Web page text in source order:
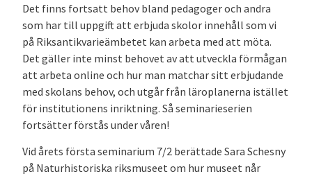
Det finns fortsatt behov bland pedagoger och andra
som har till uppgift att erbjuda skolor innehåll som vi
på Riksantikvarieämbetet kan arbeta med att möta.
Det gäller inte minst behovet av att utveckla förmågan
att arbeta online och hur man matchar sitt erbjudande
med skolans behov, och utgår från läroplanerna istället
för institutionens inriktning. Så seminarieserien
fortsätter förstås under våren!
Vid årets första seminarium 7/2 berättade Sara Schesny
på Naturhistoriska riksmuseet om hur museet når